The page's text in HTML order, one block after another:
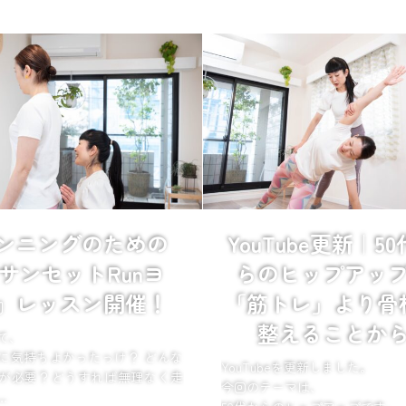
ニングのための
サンセットRunヨ
レッスン開催！
に気持ちよかったっけ？ どんな
必要？どうすれば無理なく走
YouTube更新｜50
らのヒップアッ
「筋トレ」より骨
整えることから
YouTubeを更新しました。
今回のテーマは、